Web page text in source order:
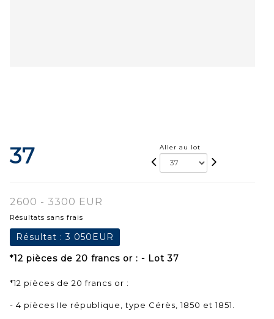
37 Aller au lot
2600 - 3300 EUR
Résultats sans frais
Résultat :3 050EUR
*12 pièces de 20 francs or : - Lot 37
*12 pièces de 20 francs or :
- 4 pièces IIe république, type Cérès, 1850 et 1851.